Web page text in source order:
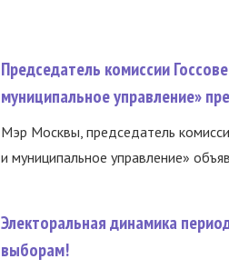
Председатель комиссии
муниципальное управление»
Мэр Москвы, председатель
и муниципальное управление»
Электоральная динамика
выборам!